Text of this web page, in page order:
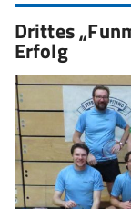
Drittes
Erfolg